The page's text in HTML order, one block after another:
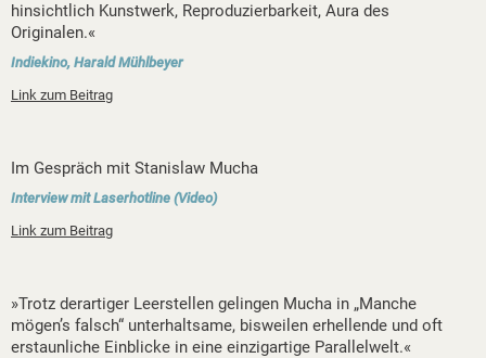
hinsichtlich Kunstwerk, Reproduzierbarkeit, Aura des
Originalen.«
Indiekino, Harald Mühlbeyer
Link zum Beitrag
Im Gespräch mit Stanislaw Mucha
Interview mit Laserhotline (Video)
Link zum Beitrag
»Trotz derartiger Leerstellen gelingen Mucha in „Manche
mögen’s falsch“ unterhaltsame, bisweilen erhellende und oft
erstaunliche Einblicke in eine einzigartige Parallelwelt.«